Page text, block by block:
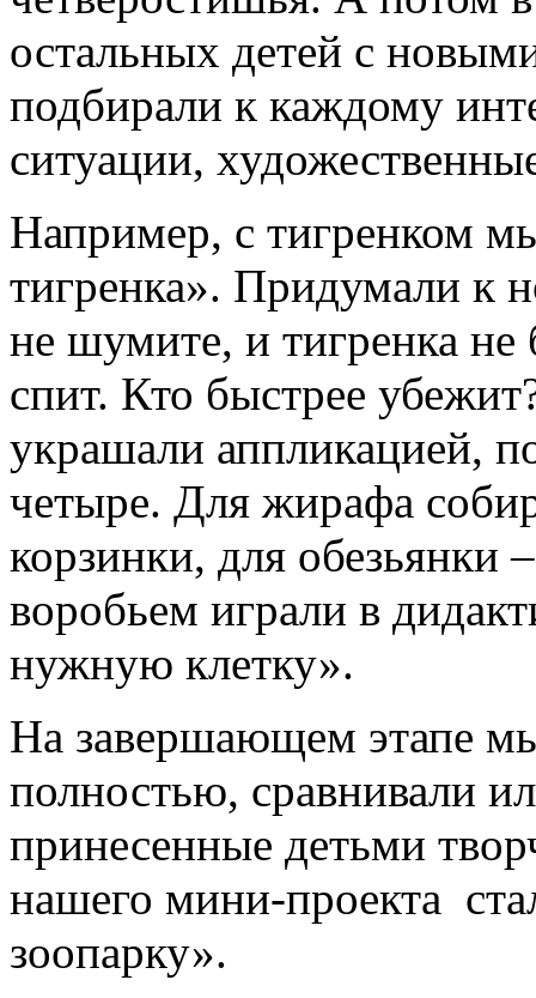
остальных детей с
подбирали к каждому
ситуации,
Например, с тигренком
тигренка». Придумали к
не шумите, и тигренка
спит. Кто быстрее
украшали аппликацией,
четыре. Для жирафа
корзинки, для обезьянки
воробьем играли в
нужную клетку».
На завершающем этапе
полностью, сравнивали
принесенные детьми
нашего мини-проекта
зоопарку».